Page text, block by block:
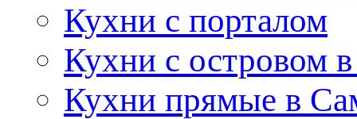
Кухни с порталом
Кухни с островом
Кухни прямые в